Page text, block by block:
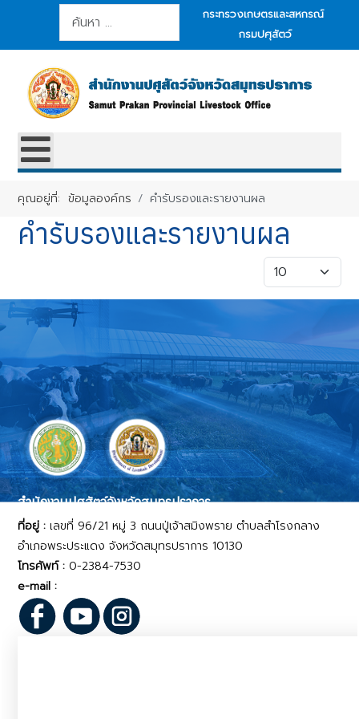
การค้นหา
กระทรวงเกษตรและสหกรณ์
กรมปศุสัตว์
คุณอยู่ที่:ข้อมูลองค์กร คำรับรองและรายงานผล
คำรับรองและรายงานผล
แสดง #
สำนักงานปศุสัตว์จังหวัดสมุทรปราการ
ที่อยู่ :เลขที่ 96/21 หมู่ 3 ถนนปู่เจ้าสมิงพราย ตำบลสำโรงกลาง
อำเภอพระประแดง จังหวัดสมุทรปราการ 10130
โทรศัพท์ : 0-2384-7530
e-mail :